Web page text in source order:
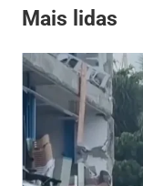
Mais lidas